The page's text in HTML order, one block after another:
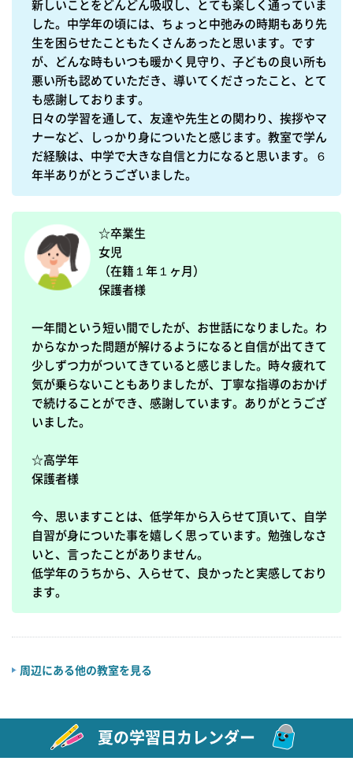
新しいことをどんどん吸収し、とても楽しく通っていま
した。中学年の頃には、ちょっと中弛みの時期もあり先
生を困らせたこともたくさんあったと思います。です
が、どんな時もいつも暖かく見守り、子どもの良い所も
悪い所も認めていただき、導いてくださったこと、とて
も感謝しております。
日々の学習を通して、友達や先生との関わり、挨拶やマ
ナーなど、しっかり身についたと感じます。教室で学ん
だ経験は、中学で大きな自信と力になると思います。６
☆卒業生
女児
（在籍１年１ヶ月）
保護者様
一年間という短い間でしたが、お世話になりました。わ
からなかった問題が解けるようになると自信が出てきて
少しずつ力がついてきていると感じました。時々疲れて
気が乗らないこともありましたが、丁寧な指導のおかげ
で続けることができ、感謝しています。ありがとうござ
いました。
☆高学年
保護者様
今、思いますことは、低学年から入らせて頂いて、自学
自習が身についた事を嬉しく思っています。勉強しなさ
いと、言ったことがありません。
低学年のうちから、入らせて、良かったと実感しており
ます。
周辺にある他の教室を見る
夏の学習日カレンダー